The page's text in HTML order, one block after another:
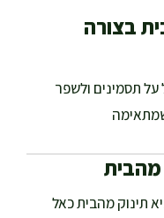
בצורה
על תסמינים ולשפר
מהבית
תינוק מהבית כאל